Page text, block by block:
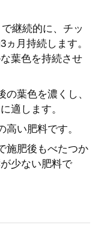
継続的に、チッ
月持続します。
葉色を持続させ
葉色を濃くし、
適します。
い肥料です。
施肥後もべたつか
少ない肥料で